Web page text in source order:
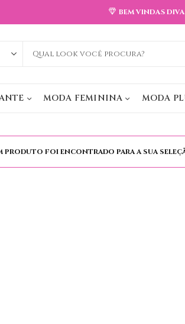
BEM VINDAS
MODA FEMININA MODA
produto foi encontrado para a sua